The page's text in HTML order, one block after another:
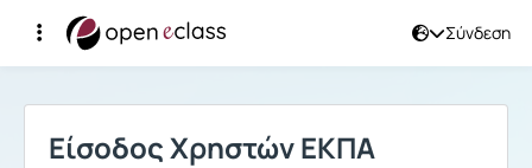
Σύνδεση
Σύνδεση
Είσοδος Χρηστών ΕΚΠΑ